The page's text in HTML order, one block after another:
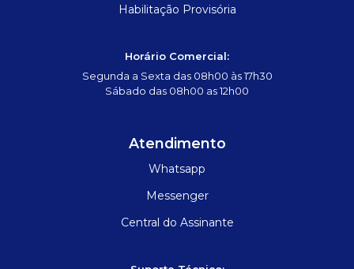
Habilitação Provisória
Horário Comercial:
Segunda a Sexta das 08h00 às 17h30
Sábado das 08h00 as 12h00
Atendimento
Whatsapp
Messenger
Central do Assinante